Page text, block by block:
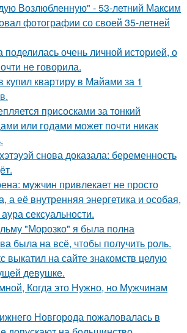
Возлюбленную" - 53-летний Максим
фотографии со своей 35-летней
поделилась очень личной историей, о
не говорила.
купил квартиру в Майами за 1
присосками за тонкий
или годами может почти никак
снова доказала: беременность
мужчин привлекает не просто
а её внутренняя энергетика и особая,
сексуальности.
"Морозко" я была полна
была на всё, чтобы получить роль.
выкатил на сайте знакомств целую
девушке.
Когда это Нужно, но Мужчинам
Новгорода пожаловалась в